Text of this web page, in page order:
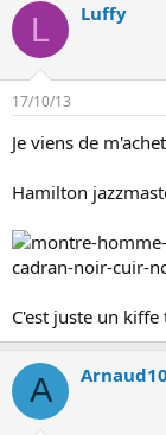
L Luffy
17/10/13
Je viens de
Hamilton
C'est juste un kiffe
A